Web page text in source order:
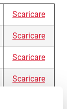
Scaricare
Scaricare
Scaricare
Scaricare